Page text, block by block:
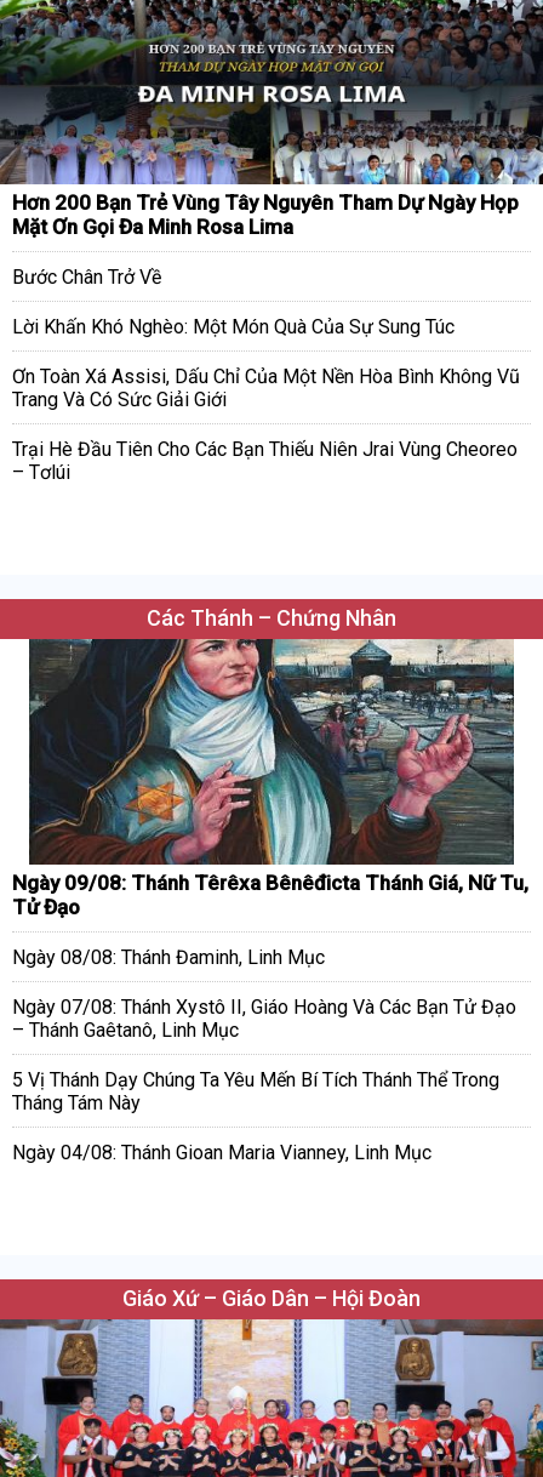
Hơn 200 Bạn Trẻ Vùng Tây Nguyên Tham Dự Ngày Họp
Mặt Ơn Gọi Đa Minh Rosa Lima
Bước Chân Trở Về
Lời Khấn Khó Nghèo: Một Món Quà Của Sự Sung Túc
Ơn Toàn Xá Assisi, Dấu Chỉ Của Một Nền Hòa Bình Không Vũ
Trang Và Có Sức Giải Giới
Trại Hè Đầu Tiên Cho Các Bạn Thiếu Niên Jrai Vùng Cheoreo
– Tơlúi
Các Thánh – Chứng Nhân
Ngày 09/08: Thánh Têrêxa Bênêđicta Thánh Giá, Nữ Tu,
Tử Đạo
Ngày 08/08: Thánh Đaminh, Linh Mục
Ngày 07/08: Thánh Xystô II, Giáo Hoàng Và Các Bạn Tử Đạo
– Thánh Gaêtanô, Linh Mục
5 Vị Thánh Dạy Chúng Ta Yêu Mến Bí Tích Thánh Thể Trong
Tháng Tám Này
Ngày 04/08: Thánh Gioan Maria Vianney, Linh Mục
Giáo Xứ – Giáo Dân – Hội Đoàn